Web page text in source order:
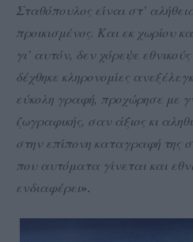
Σταθόπουλος είναι στ’
προικισμένος. Και εκ χωρίου
γι’ αυτόν, δεν χόρεψε
δέχθηκε κληρονομίες
εύκολη γραφή, προχώρησε με
ζωγραφικής, σαν άξιος κι
στην επίπονη καταγραφή της
που αυτόματα γίνεται και
ενδιαφέρει».